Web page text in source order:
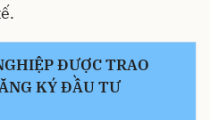
ĐƯỢC TRAO
KÝ ĐẦU TƯ